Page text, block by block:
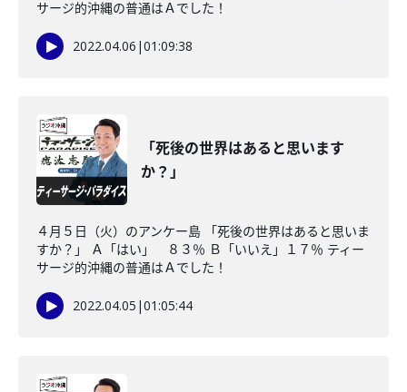
サージ的沖縄の普通はＡでした！
2022.04.06 |01:09:38
「死後の世界はあると思います
か？」
４月５日（火）のアンケー島 「死後の世界はあると思いま
すか？」 Ａ「はい」 ８３％ Ｂ「いいえ」１７％ ティー
サージ的沖縄の普通はＡでした！
2022.04.05 |01:05:44